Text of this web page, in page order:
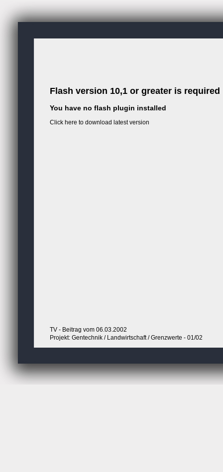
Flash version 10,1 or greater is required
You have no flash plugin installed
Click here to download latest version
TV - Beitrag vom 06.03.2002
Projekt: Gentechnik / Landwirtschaft / Grenzwerte - 01/02